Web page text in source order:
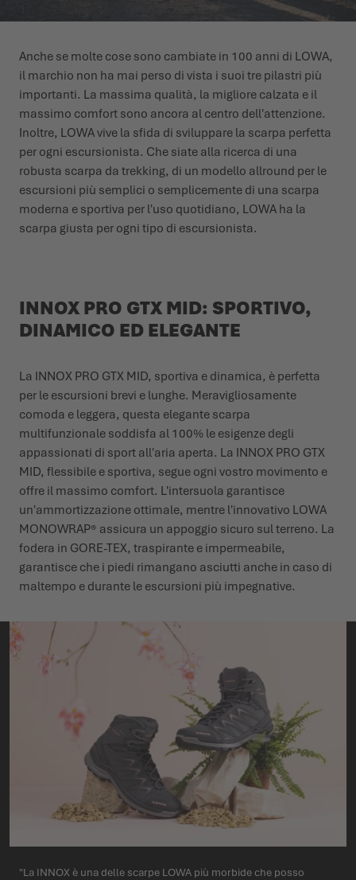
LOWA PROFESSIONAL
LOWA PROFESSIONAL
PODCAST
NEWS
CARRIERA
Anche se molte cose sono cambiate in 100 anni di LOWA,
il marchio non ha mai perso di vista i suoi tre pilastri più
importanti. La massima qualità, la migliore calzata e il
massimo comfort sono ancora al centro dell'attenzione.
Inoltre, LOWA vive la sfida di sviluppare la scarpa perfetta
per ogni escursionista. Che siate alla ricerca di una
robusta scarpa da trekking, di un modello allround per le
escursioni più semplici o semplicemente di una scarpa
moderna e sportiva per l'uso quotidiano, LOWA ha la
scarpa giusta per ogni tipo di escursionista.
INNOX PRO GTX MID: SPORTIVO,
DINAMICO ED ELEGANTE
La INNOX PRO GTX MID, sportiva e dinamica, è perfetta
per le escursioni brevi e lunghe. Meravigliosamente
comoda e leggera, questa elegante scarpa
multifunzionale soddisfa al 100% le esigenze degli
appassionati di sport all'aria aperta. La INNOX PRO GTX
MID, flessibile e sportiva, segue ogni vostro movimento e
offre il massimo comfort. L'intersuola garantisce
un'ammortizzazione ottimale, mentre l'innovativo LOWA
MONOWRAP® assicura un appoggio sicuro sul terreno. La
fodera in GORE-TEX, traspirante e impermeabile,
garantisce che i piedi rimangano asciutti anche in caso di
maltempo e durante le escursioni più impegnative.
"La INNOX è una delle scarpe LOWA più morbide che posso